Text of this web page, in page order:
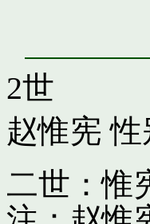
2世
赵惟宪 性
二世：惟